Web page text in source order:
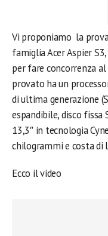
Vi proponiamo la
famiglia Acer Aspier
per fare concorrenza
provato ha un
di ultima generazione
espandibile, disco fissa
13,3″ in tecnologia
chilogrammi e costa di
Ecco il video